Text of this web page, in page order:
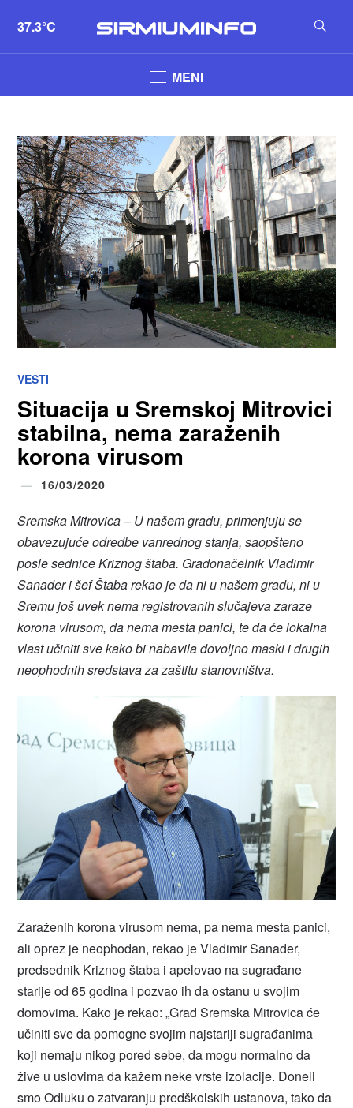
37.3°C
MENI
VESTI
Situacija u Sremskoj Mitrovici
stabilna, nema zaraženih
korona virusom
16/03/2020
Sremska Mitrovica – U našem gradu, primenjuju se
obavezujuće odredbe vanrednog stanja, saopšteno
posle sednice Kriznog štaba. Gradonačelnik Vladimir
Sanader i šef Štaba rekao je da ni u našem gradu, ni u
Sremu još uvek nema registrovanih slučajeva zaraze
korona virusom, da nema mesta panici, te da će lokalna
vlast učiniti sve kako bi nabavila dovoljno maski i drugih
neophodnih sredstava za zaštitu stanovništva.
Zaraženih korona virusom nema, pa nema mesta panici,
ali oprez je neophodan, rekao je Vladimir Sanader,
predsednik Kriznog štaba i apelovao na sugrađane
starije od 65 godina i pozvao ih da ostanu u svojim
domovima. Kako je rekao: „Grad Sremska Mitrovica će
učiniti sve da pomogne svojim najstariji sugrađanima
koji nemaju nikog pored sebe, da mogu normalno da
žive u uslovima da kažem neke vrste izolacije. Doneli
smo Odluku o zatvaranju predškolskih ustanova, tako da